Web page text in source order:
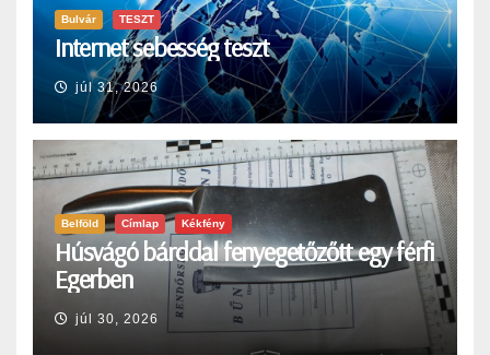
Bulvár TESZT
Internet sebesség teszt
júl 31, 2026
Belföld Címlap Kékfény
Húsvágó bárddal fenyegetőzőtt egy férfi
Egerben
júl 30, 2026